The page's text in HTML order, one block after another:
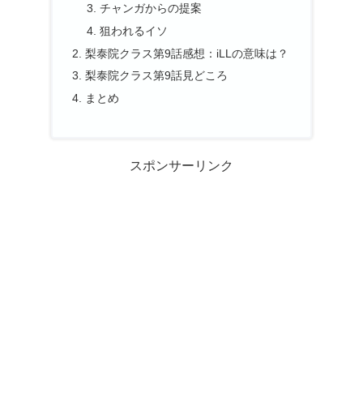
チャンガからの提案
狙われるイソ
梨泰院クラス第9話感想：iLLの意味は？
梨泰院クラス第9話見どころ
まとめ
スポンサーリンク